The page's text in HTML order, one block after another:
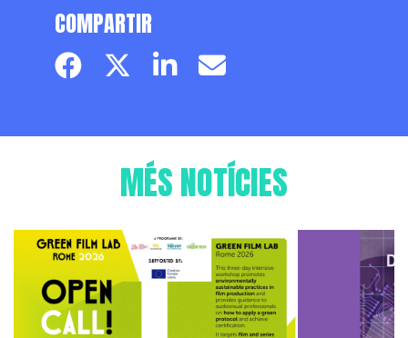
COMPARTIR
Facebook pageTwitter page
LinkedinEmail
MÉS NOTÍCIES